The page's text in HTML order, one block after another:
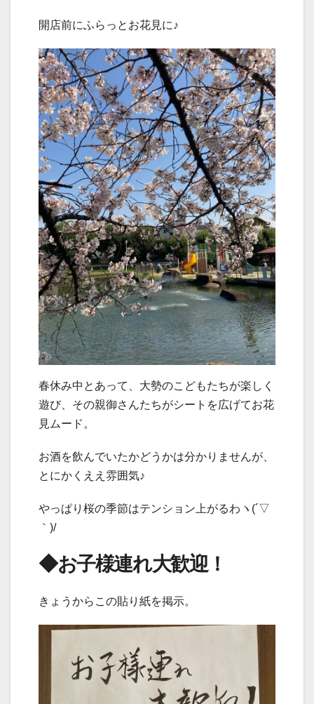
開店前にふらっとお花見に♪
春休み中とあって、大勢のこどもたちが楽しく
遊び、その親御さんたちがシートを広げてお花
見ムード。
お酒を飲んでいたかどうかは分かりませんが、
とにかくええ雰囲気♪
やっぱり桜の季節はテンション上がるわヽ(´▽
｀)/
◆お子様連れ大歓迎！
きょうからこの貼り紙を掲示。